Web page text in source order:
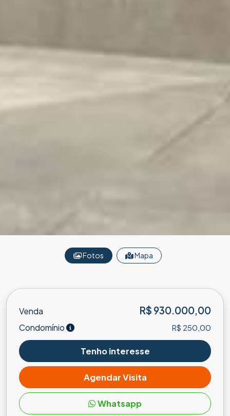
Fotos Mapa
Venda R$ 930.000,00
Condomínio R$ 250,00
Tenho interesse
Agendar Visita
Whatsapp